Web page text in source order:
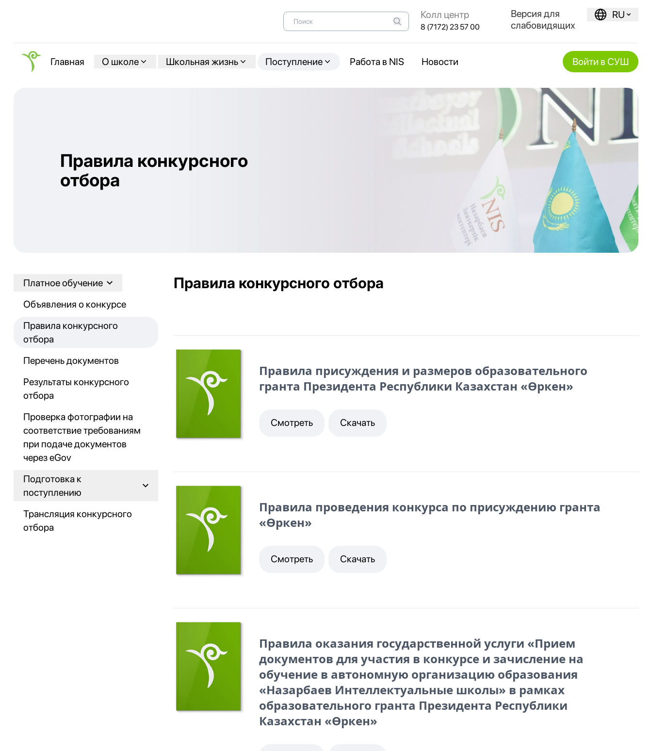
Колл центр
8 (7172) 23 57 00
Версия для
слабовидящих
RU
Главная О школе Школьная жизнь Поступление Работа в NIS Новости Войти в СУШ
Правила конкурсного
отбора
Платное обучение
Объявления о конкурсе
Правила конкурсного
отбора
Перечень документов
Результаты конкурсного
отбора
Проверка фотографии на
соответствие требованиям
при подаче документов
через eGov
Подготовка к
поступлению
Трансляция конкурсного
отбора
Правила конкурсного отбора
Правила присуждения и размеров образовательного
гранта Президента Республики Казахстан «Өркен»
Смотреть Скачать
Правила проведения конкурса по присуждению гранта
«Өркен»
Смотреть Скачать
Правила оказания государственной услуги «Прием
документов для участия в конкурсе и зачисление на
обучение в автономную организацию образования
«Назарбаев Интеллектуальные школы» в рамках
образовательного гранта Президента Республики
Казахстан «Өркен»